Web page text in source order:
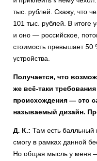
тыс. рублей. Скажу, что
101 тыс. рублей. В итоге
и оно — российское,
стоимость превышает 50
устройства.
Получается, что
же всё-таки
происхождения — это
называемый дизайн.
Д. К.: Там есть балльный
смогу в рамках данной
Но общая мысль у меня